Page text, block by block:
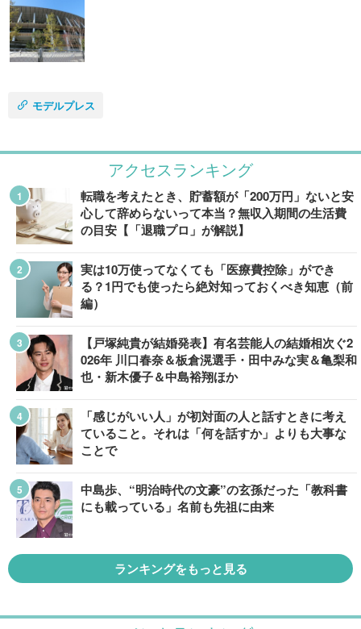
モデルプレス
アクセスランキング
転職を考えたとき、貯蓄額が「200万円」ないと安
心して辞めらないって本当？無収入期間の生活費
の目安【「退職プロ」が解説】
実は10万使ってなくても「医療費控除」ができ
る？1円でも使ったら絶対知っておくべき知恵（前
編）
【戸塚純貴が結婚発表】有名芸能人の結婚相次ぐ2
026年 川口春奈＆板倉滉選手・田中みな実＆亀梨和
也・新木優子＆中島裕翔ほか
「感じがいい人」が初対面の人と話すときに考え
ていること。それは「何を話すか」よりも大事な
ことで
中島歩、“明治時代の文豪”の玄孫だった「教科書
にも載っている」名前も先祖に由来
ランキングをもっと見る